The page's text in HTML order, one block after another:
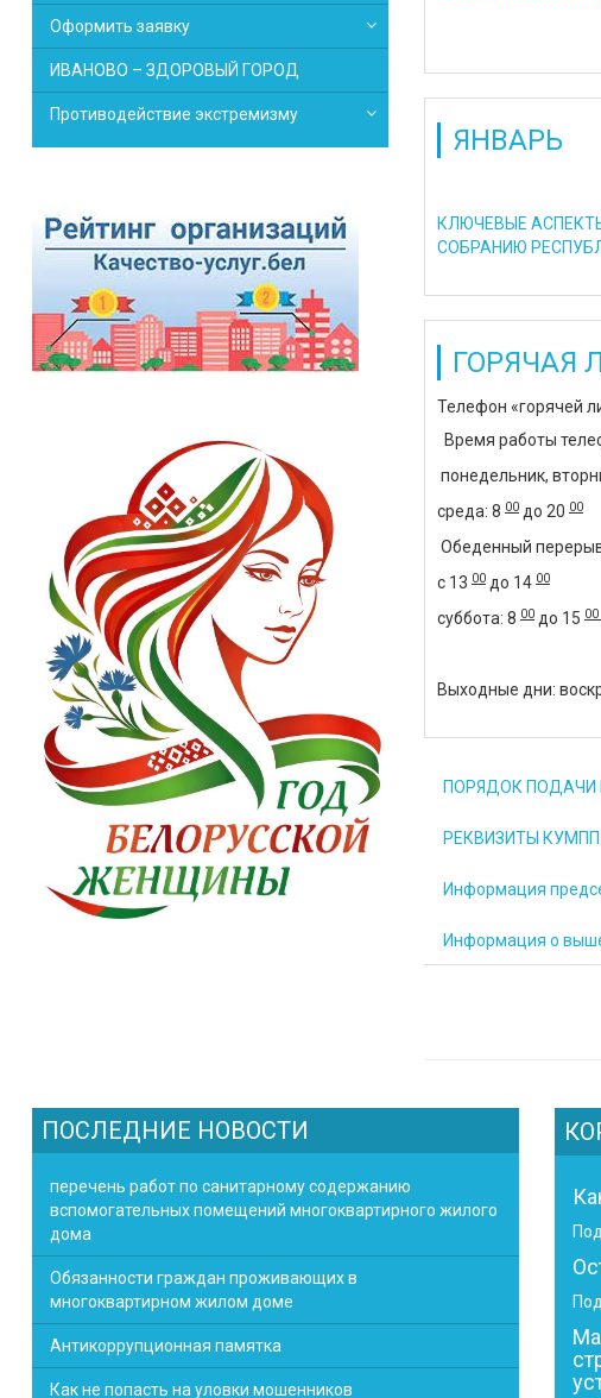
Оформить заявку
ИВАНОВО – ЗДОРОВЫЙ ГОРОД
Противодействие экстремизму
ЯНВАРЬ
КЛЮЧЕВЫЕ
СОБРАНИЮ
ГОРЯЧАЯ
Телефон «горячей
Время работы
понедельник,
среда: 8 00 до 20 00
Обеденный
с 13 00 до 14 00
суббота: 8 00 до 15 00
Выходные дни:
ПОРЯДОК ПОДАЧИ
РЕКВИЗИТЫ КУМПП
Информация
Информация о
ПОСЛЕДНИЕ НОВОСТИ
перечень работ по санитарному содержанию
вспомогательных помещений многоквартирного жилого
дома
Обязанности граждан проживающих в
многоквартирном жилом доме
Антикоррупционная памятка
Как не попасть на уловки мошенников